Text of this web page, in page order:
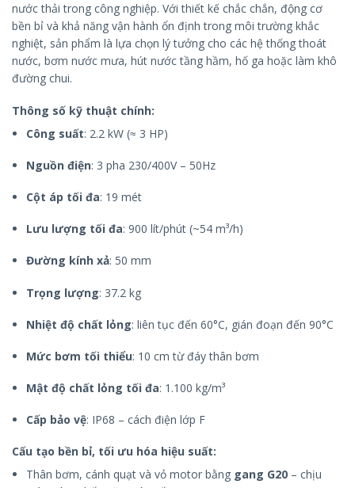
nước thải trong công nghiệp. Với thiết kế chắc chắn, động cơ
bền bỉ và khả năng vận hành ổn định trong môi trường khắc
nghiệt, sản phẩm là lựa chọn lý tưởng cho các hệ thống thoát
nước, bơm nước mưa, hút nước tầng hầm, hố ga hoặc làm khô
đường chui.
Thông số kỹ thuật chính:
Công suất: 2.2 kW (≈ 3 HP)
Nguồn điện: 3 pha 230/400V – 50Hz
Cột áp tối đa: 19 mét
Lưu lượng tối đa: 900 lít/phút (~54 m³/h)
Đường kính xả: 50 mm
Trọng lượng: 37.2 kg
Nhiệt độ chất lỏng: liên tục đến 60°C, gián đoạn đến 90°C
Mức bơm tối thiểu: 10 cm từ đáy thân bơm
Mật độ chất lỏng tối đa: 1.100 kg/m³
Cấp bảo vệ: IP68 – cách điện lớp F
Cấu tạo bền bỉ, tối ưu hóa hiệu suất:
Thân bơm, cánh quạt và vỏ motor bằng gang G20 – chịu